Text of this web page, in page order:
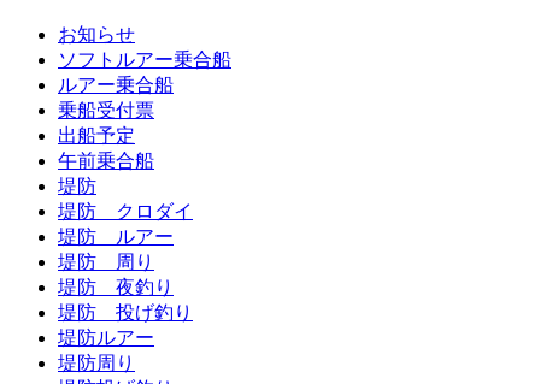
お知らせ
ソフトルアー乗合船
ルアー乗合船
乗船受付票
出船予定
午前乗合船
堤防
堤防 クロダイ
堤防 ルアー
堤防 周り
堤防 夜釣り
堤防 投げ釣り
堤防ルアー
堤防周り